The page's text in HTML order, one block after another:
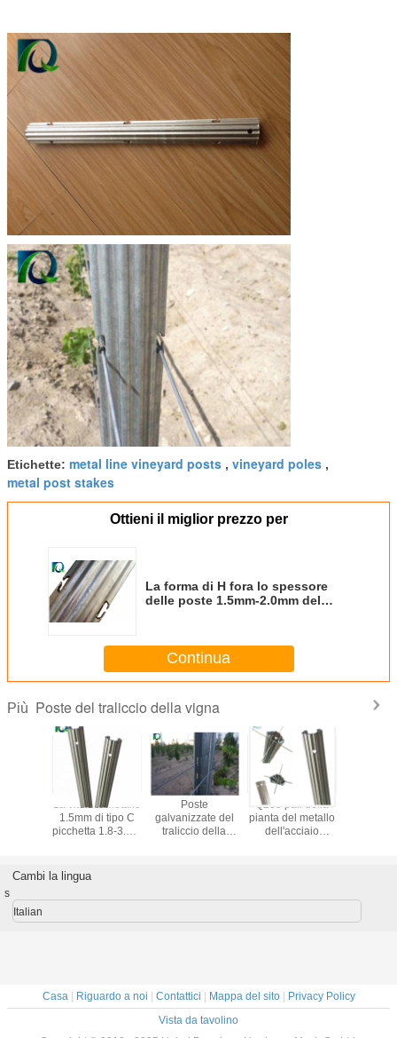
Etichette: metal line vineyard posts , vineyard poles ,
metal post stakes
Ottieni il miglior prezzo per
La forma di H fora lo spessore
delle poste 1.5mm-2.0mm del
Continua
Più Poste del traliccio della vigna
La vite del metallo
1.5mm di tipo C
picchetta 1.8-3.5M
Poste
galvanizzate del
traliccio della
Q235 pali della
pianta del metallo
dell'acciaio
Cambi la lingua
s
Italian
Casa| Riguardo a noi | Contattici | Mappa del sito| Privacy Policy
Vista da tavolino